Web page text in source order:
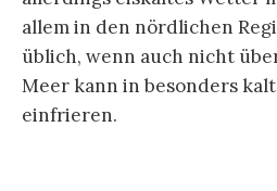
allem in den nördlichen
üblich, wenn auch nicht
Meer kann in besonders
einfrieren.